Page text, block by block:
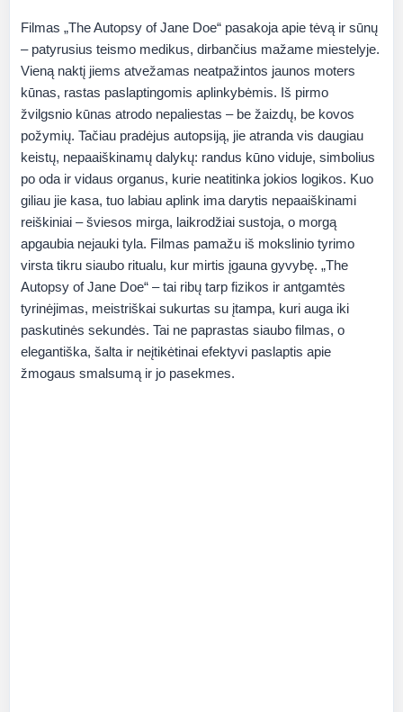
Filmas „The Autopsy of Jane Doe“ pasakoja apie tėvą ir sūnų
– patyrusius teismo medikus, dirbančius mažame miestelyje.
Vieną naktį jiems atvežamas neatpažintos jaunos moters
kūnas, rastas paslaptingomis aplinkybėmis. Iš pirmo
žvilgsnio kūnas atrodo nepaliestas – be žaizdų, be kovos
požymių. Tačiau pradėjus autopsiją, jie atranda vis daugiau
keistų, nepaaiškinamų dalykų: randus kūno viduje, simbolius
po oda ir vidaus organus, kurie neatitinka jokios logikos. Kuo
giliau jie kasa, tuo labiau aplink ima darytis nepaaiškinami
reiškiniai – šviesos mirga, laikrodžiai sustoja, o morgą
apgaubia nejauki tyla. Filmas pamažu iš mokslinio tyrimo
virsta tikru siaubo ritualu, kur mirtis įgauna gyvybę. „The
Autopsy of Jane Doe“ – tai ribų tarp fizikos ir antgamtės
tyrinėjimas, meistriškai sukurtas su įtampa, kuri auga iki
paskutinės sekundės. Tai ne paprastas siaubo filmas, o
elegantiška, šalta ir neįtikėtinai efektyvi paslaptis apie
žmogaus smalsumą ir jo pasekmes.